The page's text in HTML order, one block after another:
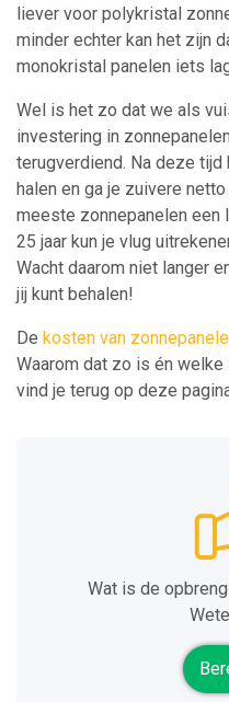
liever voor polykristal
minder echter kan het zijn
monokristal panelen iets
Wel is het zo dat we als
investering in
terugverdiend. Na deze
halen en ga je zuivere
meeste zonnepanelen een
25 jaar kun je vlug
Wacht daarom niet langer
jij kunt behalen!
De kosten van
Waarom dat zo is én
vind je terug op deze
Wat is de